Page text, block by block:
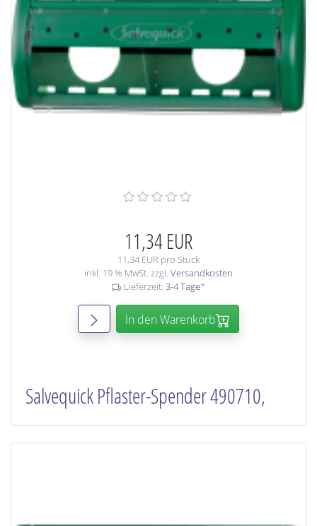
11,34 EUR
11,34 EUR pro Stück
inkl. 19 % MwSt. zzgl. Versandkosten
Lieferzeit: 3-4 Tage*
In den Warenkorb
Salvequick Pflaster-Spender 490710,